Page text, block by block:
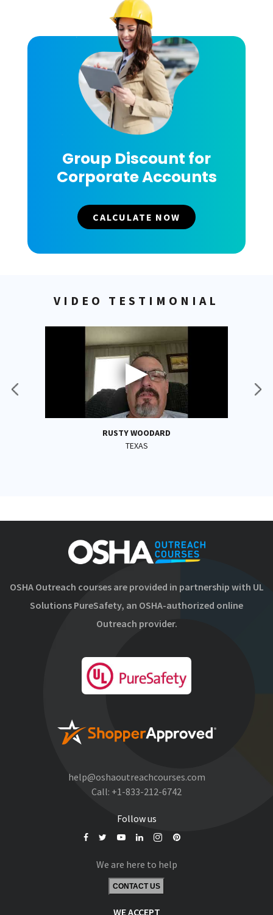
Group Discount for
Corporate Accounts
CALCULATE NOW
VIDEO TESTIMONIAL
RUSTY WOODARD
TEXAS
OSHA Outreach courses are provided in partnership with UL
Solutions PureSafety, an OSHA-authorized online
Outreach provider.
help@oshaoutreachcourses.com
Call: +1-833-212-6742
Follow us
We are here to help
CONTACT US
WE ACCEPT